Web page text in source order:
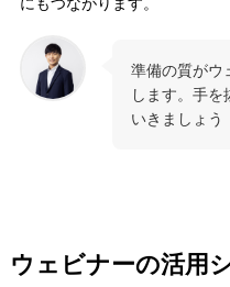
準備の質がウ
します。手
いきましょう
ウェビナーの活用